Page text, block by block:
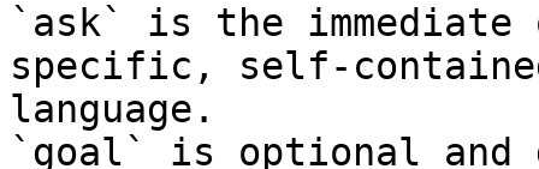
`ask` is the
specific, self-
language.
`goal` is optional and